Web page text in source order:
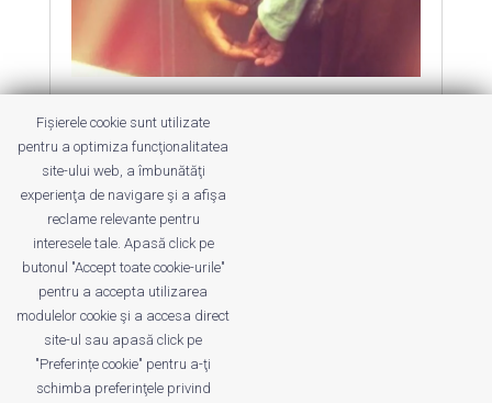
Și? Al tău doarme?
byDana Dragomirescu
SuperWoman
Despre somn, cu cearcăne la ochi…
Despre noi Publicitate
Fișierele cookie sunt utilizate
pentru a optimiza funcţionalitatea
site-ului web, a îmbunătăţi
experienţa de navigare şi a afişa
reclame relevante pentru
interesele tale. Apasă click pe
butonul "Accept toate cookie-urile"
pentru a accepta utilizarea
modulelor cookie şi a accesa direct
site-ul sau apasă click pe
"Preferințe cookie" pentru a-ţi
schimba preferinţele privind